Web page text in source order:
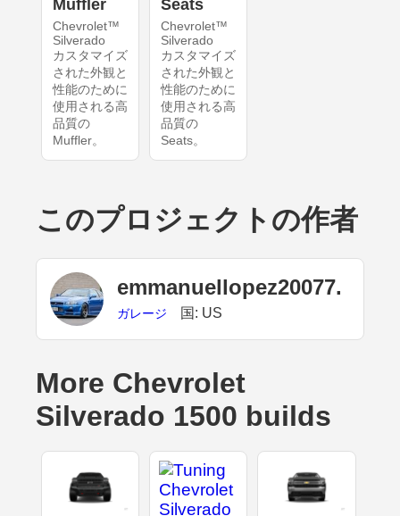
Muffler
Chevrolet™
Silverado
カスタマイズ
された外観と
性能のために
使用される高
品質の
Muffler。
Seats
Chevrolet™
Silverado
カスタマイズ
された外観と
性能のために
使用される高
品質の
Seats。
このプロジェクトの作者
emmanuellopez20077.
ガレージ 国: US
More Chevrolet
Silverado 1500 builds